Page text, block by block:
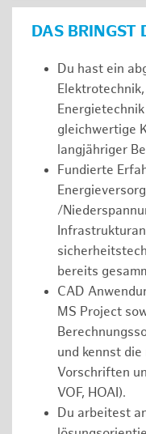
DAS BRINGST
Du hast ein
gleichwertige
langjähriger
Fundierte
/
bereits
CAD
MS Project
und kennst
Vorschriften
VOF, HOAI).
Du arbeitest